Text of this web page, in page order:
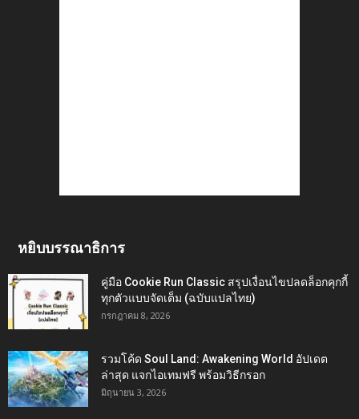
หยิบบรรณาธิการ
คู่มือ Cookie Run Classic สรุปเงื่อนไขปลดล็อกคุกกี้
ทุกตัวแบบจัดเต็ม (ฉบับแปลไทย)
กรกฎาคม 8, 2026
รวมโค้ด Soul Land: Awakening World อัปเดต
ล่าสุด แจกไอเทมฟรี พร้อมวิธีกรอก
มิถุนายน 3, 2026